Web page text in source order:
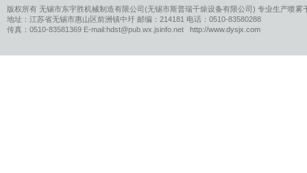
版权所有 无锡市东宇胜机械制造有限公司(无锡市斯普瑞干燥设备有限公司) 专业生产喷雾
地址：江苏省无锡市惠山区前洲镇中圩 邮编：214181 电话：0510-83580288
传真：0510-83581369 E-mail:hdst@pub.wx.jsinfo.net http://www.dysjx.com